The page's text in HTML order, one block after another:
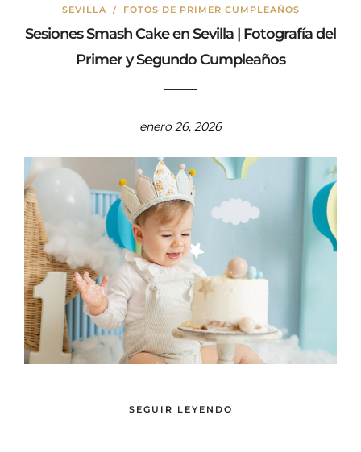
SEVILLA / FOTOS DE PRIMER CUMPLEAÑOS
Sesiones Smash Cake en Sevilla | Fotografía del
Primer y Segundo Cumpleaños
enero 26, 2026
SEGUIR LEYENDO